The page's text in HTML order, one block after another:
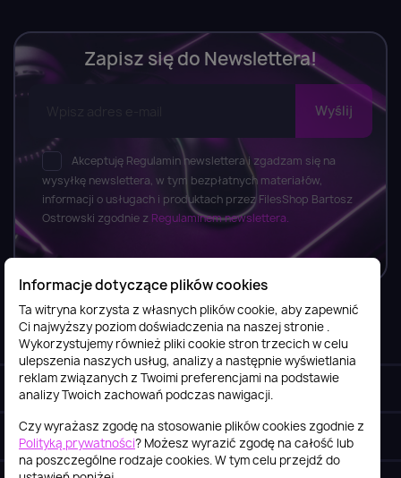
Zapisz się do Newslettera!
Akceptuję Regulamin newslettera i zgadzam się na
wysyłkę newslettera, w tym bezpłatnych materiałów,
informacji o usługach i produktach przez FilesShop Bartosz
Ostrowski zgodnie z Regulaminem newslettera.
Informacje
Obsługa klienta
Szybki kontakt keyboard_arrow_down
Informacje dotyczące plików cookies
Ta witryna korzysta z własnych plików cookie, aby zapewnić
Ci najwyższy poziom doświadczenia na naszej stronie .
Wykorzystujemy również pliki cookie stron trzecich w celu
ulepszenia naszych usług, analizy a następnie wyświetlania
reklam związanych z Twoimi preferencjami na podstawie
analizy Twoich zachowań podczas nawigacji.
Czy wyrażasz zgodę na stosowanie plików cookies zgodnie z
Polityką prywatności? Możesz wyrazić zgodę na całość lub
na poszczególne rodzaje cookies. W tym celu przejdź do